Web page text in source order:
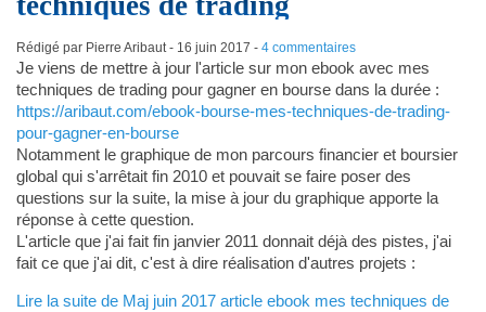
Rédigé par Pierre Aribaut - 16 juin 2017 - 4 commentaires
Je viens de mettre à jour l'article sur mon ebook avec mes
techniques de trading pour gagner en bourse dans la durée :
https://aribaut.com/ebook-bourse-mes-techniques-de-trading-
pour-gagner-en-bourse
Notamment le graphique de mon parcours financier et boursier
global qui s'arrêtait fin 2010 et pouvait se faire poser des
questions sur la suite, la mise à jour du graphique apporte la
réponse à cette question.
L'article que j'ai fait fin janvier 2011 donnait déjà des pistes, j'ai
fait ce que j'ai dit, c'est à dire réalisation d'autres projets :
Lire la suite de Maj juin 2017 article ebook mes techniques de